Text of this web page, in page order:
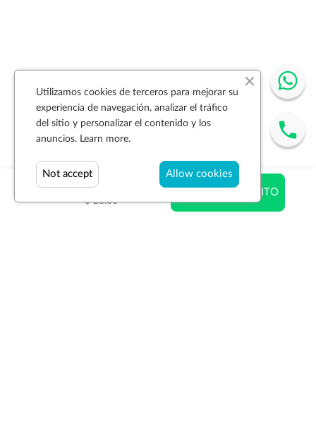
$ 20.98
$ 23.00
AÑADIR AL CARRITO
Utilizamos cookies de terceros para mejorar su
experiencia de navegación, analizar el tráfico
del sitio y personalizar el contenido y los
anuncios. Learn more.
Allow cookies
Not accept